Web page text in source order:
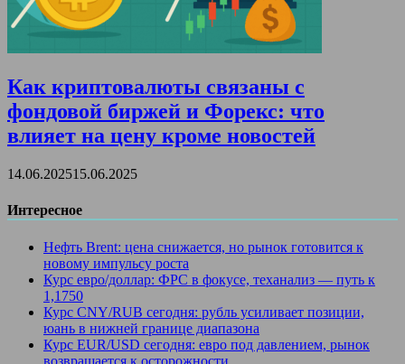
Как криптовалюты связаны с
фондовой биржей и Форекс: что
влияет на цену кроме новостей
14.06.202515.06.2025
Интересное
Нефть Brent: цена снижается, но рынок готовится к
новому импульсу роста
Курс евро/доллар: ФРС в фокусе, теханализ — путь к
1,1750
Курс CNY/RUB сегодня: рубль усиливает позиции,
юань в нижней границе диапазона
Курс EUR/USD сегодня: евро под давлением, рынок
возвращается к осторожности